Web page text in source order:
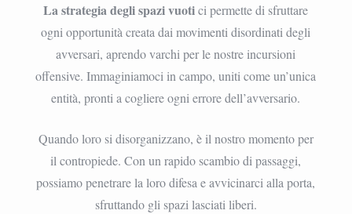
La strategia degli spazi vuotici permette di sfruttare
ogni opportunità creata dai movimenti disordinati degli
avversari, aprendo varchi per le nostre incursioni
offensive. Immaginiamoci in campo, uniti come un’unica
entità, pronti a cogliere ogni errore dell’avversario.
Quando loro si disorganizzano, è il nostro momento per
il contropiede. Con un rapido scambio di passaggi,
possiamo penetrare la loro difesa e avvicinarci alla porta,
sfruttando gli spazi lasciati liberi.